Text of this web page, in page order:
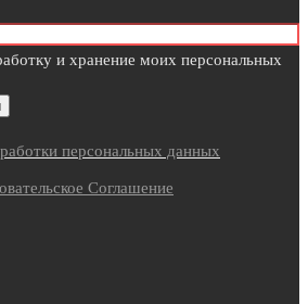
и хранение моих персональных
персональных данных
Соглашение